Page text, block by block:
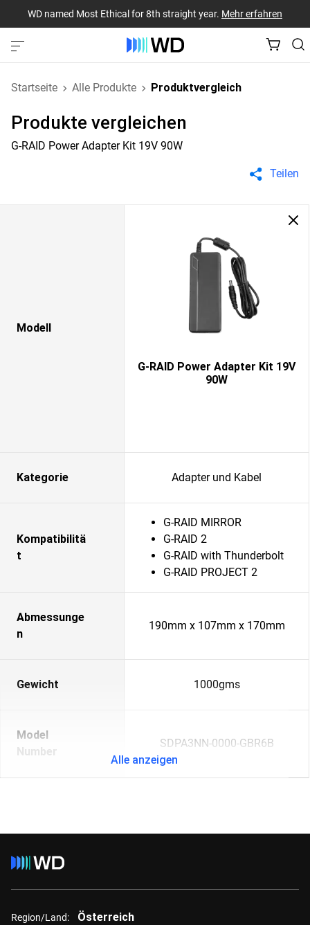
WD named Most Ethical for 8th straight year. Mehr erfahren
Startseite Alle Produkte Produktvergleich
Produkte vergleichen
G-RAID Power Adapter Kit 19V 90W
Teilen
Modell
G-RAID Power Adapter Kit 19V
90W
Kategorie Adapter und Kabel
Kompatibilitä
t
G-RAID MIRROR
G-RAID 2
G-RAID with Thunderbolt
G-RAID PROJECT 2
Abmessunge
n
190mm x 107mm x 170mm
Gewicht 1000gms
Model
Number
SDPA3NN-0000-GBR6B
Alle anzeigen
Region/Land: Österreich